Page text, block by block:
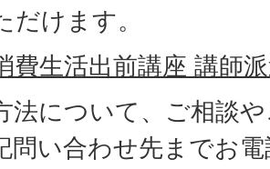
だけます。
費生活出前講座 講師
法について、ご相談
問い合わせ先までお